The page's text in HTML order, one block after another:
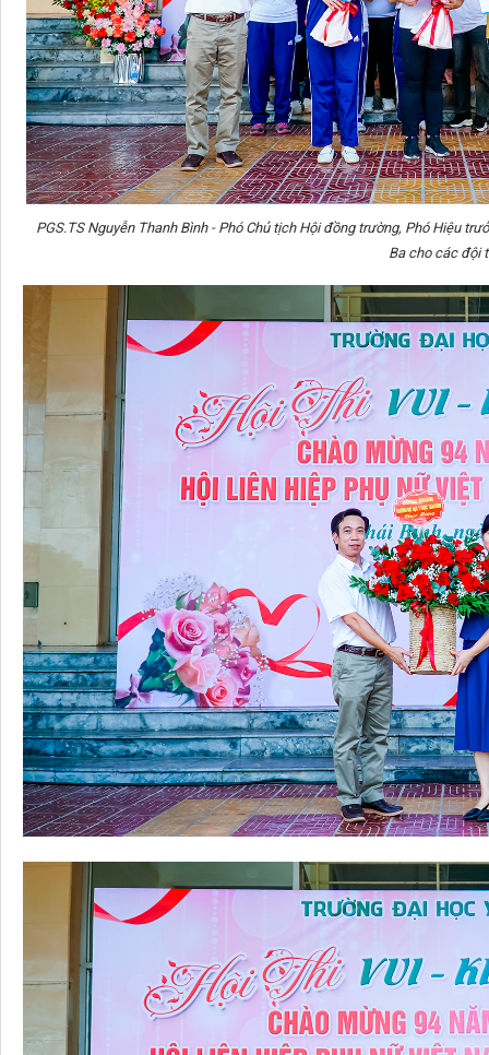
PGS.TS Nguyễn Thanh Bình - Phó Chủ tịch Hội đồng trường, Phó Hiệu
Ba cho các đội